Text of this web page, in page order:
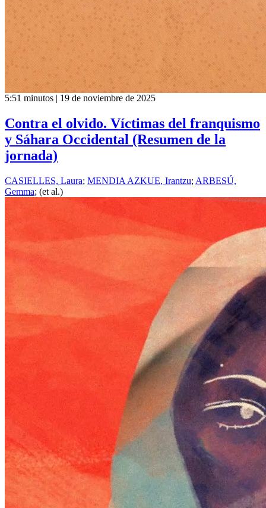
5:51 minutos | 19 de noviembre de 2025
Contra el olvido. Víctimas del franquismo
y Sáhara Occidental (Resumen de la
jornada)
CASIELLES, Laura; MENDIA AZKUE, Irantzu; ARBESÚ,
Gemma; (et al.)